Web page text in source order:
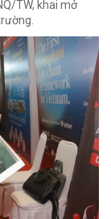
TW, khai mở